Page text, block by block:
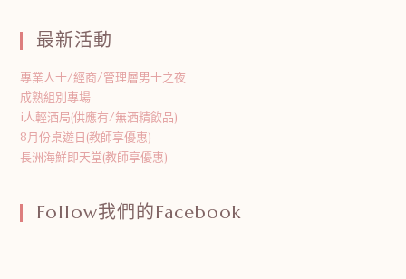
最新活動
專業人士/經商/管理層男士之夜
成熟組別專場
i人輕酒局(供應有/無酒精飲品)
8月份桌遊日(教師享優惠)
長洲海鮮即天堂(教師享優惠)
Follow我們的Facebook